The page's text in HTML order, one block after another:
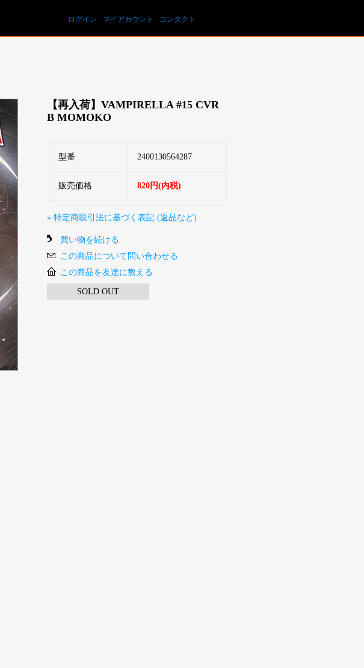
ログイン マイアカウント コンタクト
【再入荷】VAMPIRELLA #15 CVR
B MOMOKO
型番 2400130564287
販売価格 820円(内税)
» 特定商取引法に基づく表記 (返品など)
買い物を続ける
この商品について問い合わせる
この商品を友達に教える
SOLD OUT